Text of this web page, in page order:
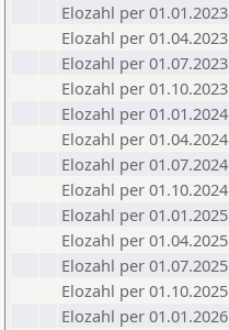
Elozahl per 01.01.2023
Elozahl per 01.04.2023
Elozahl per 01.07.2023
Elozahl per 01.10.2023
Elozahl per 01.01.2024
Elozahl per 01.04.2024
Elozahl per 01.07.2024
Elozahl per 01.10.2024
Elozahl per 01.01.2025
Elozahl per 01.04.2025
Elozahl per 01.07.2025
Elozahl per 01.10.2025
Elozahl per 01.01.2026